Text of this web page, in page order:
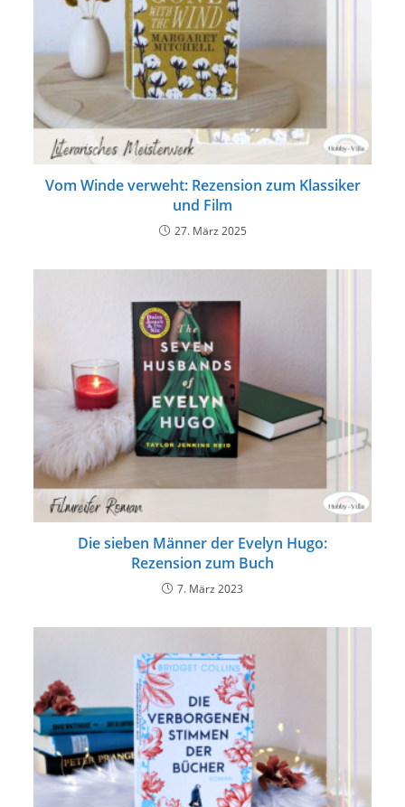
Vom Winde verweht: Rezension zum Klassiker
und Film
27. März 2025
Die sieben Männer der Evelyn Hugo:
Rezension zum Buch
7. März 2023